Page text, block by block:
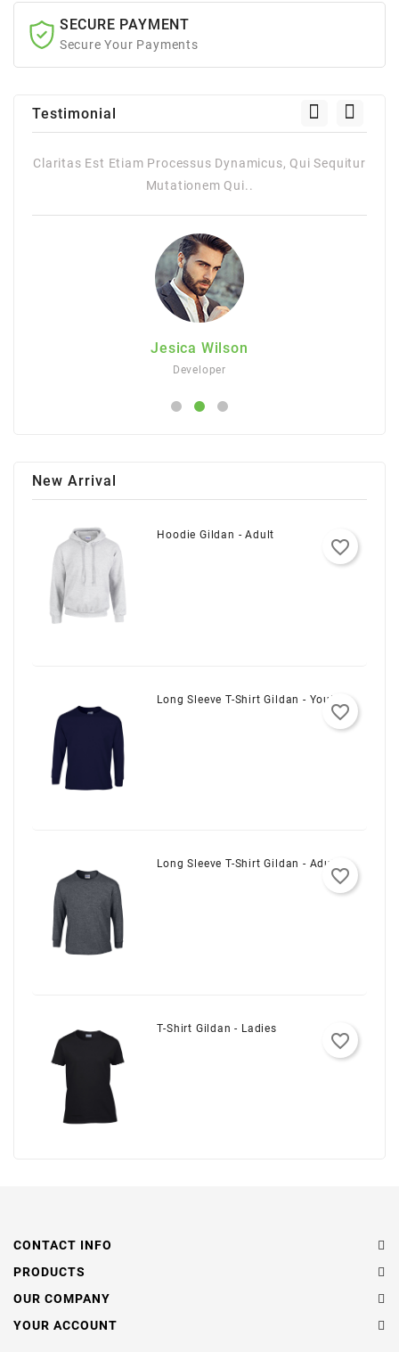
SECURE PAYMENT
Secure Your Payments
Testimonial
Claritas Est Etiam Processus Dynamicus, Qui Sequitur
Mutationem Qui..
Jesica Wilson
Developer
New Arrival
Hoodie Gildan - Adult
favorite_border
Long Sleeve T-Shirt Gildan - Youth
favorite_border
Long Sleeve T-Shirt Gildan - Adult
favorite_border
T-Shirt Gildan - Ladies
favorite_border
CONTACT INFO
PRODUCTS
OUR COMPANY
YOUR ACCOUNT